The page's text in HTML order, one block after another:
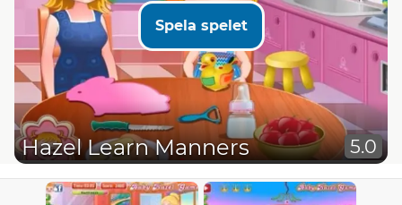
Spela spelet
Hazel Learn Manners 5.0